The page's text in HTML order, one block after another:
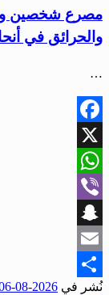
والحرائق في
…
Facebook
X
WhatsApp
Viber
Snapchat
Email
Share
نُشر في 2026-08-06